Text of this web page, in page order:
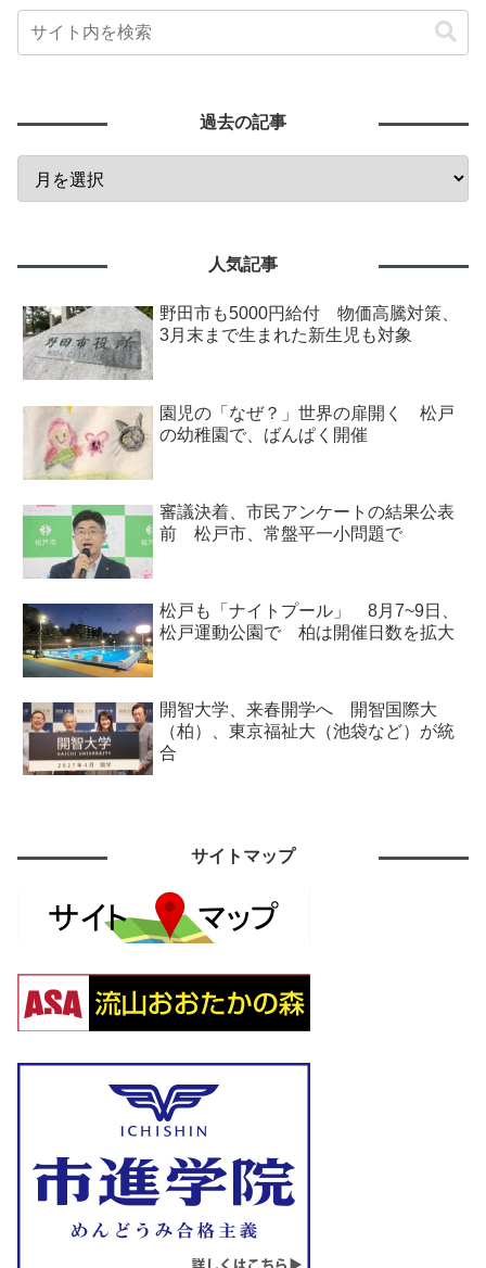
過去の記事
人気記事
野田市も5000円給付 物価高騰対策、
3月末まで生まれた新生児も対象
園児の「なぜ？」世界の扉開く 松戸
の幼稚園で、ばんぱく開催
審議決着、市民アンケートの結果公表
前 松戸市、常盤平一小問題で
松戸も「ナイトプール」 8月7~9日、
松戸運動公園で 柏は開催日数を拡大
開智大学、来春開学へ 開智国際大
（柏）、東京福祉大（池袋など）が統
合
サイトマップ